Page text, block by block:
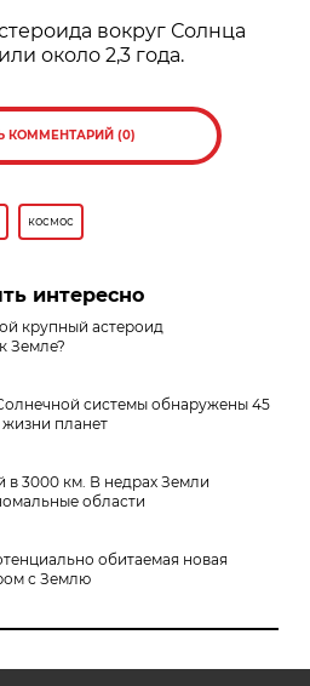
вокруг Солнца
около 2,3 года.
КОММЕНТАРИЙ (0)
космос
интересно
крупный астероид
Земле?
системы обнаружены 45
планет
в 3000 км. В недрах Земли
области
обитаемая новая
с Землю